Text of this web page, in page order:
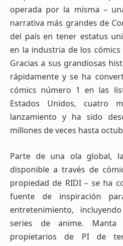
operada por la misma –
narrativa más grandes de
del país en tener estatus
en la industria de los
Gracias a sus grandiosas
rápidamente y se ha
cómics número 1 en las
Estados Unidos, cuatro
lanzamiento y ha sido
millones de veces hasta
Parte de una ola global,
disponible a través de
propiedad de RIDI – se ha
fuente de inspiración
entretenimiento,
series de anime. Manta
propietarios de PI de